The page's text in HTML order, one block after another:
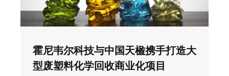
霍尼韦尔科技与中国天楹携手打造大
型废塑料化学回收商业化项目